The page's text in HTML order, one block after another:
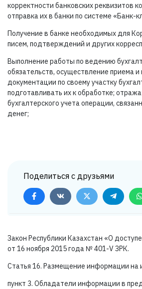
корректности банковских реквизитов
отправка их в банки по системе «Банк-
Получение в банке необходимых для
писем, подтверждений и других
Выполнение работы по ведению
обязательств, осуществление приема и
документации по своему участку
подготавливать их к обработке;
бухгалтерского учета операции,
денег;
Поделиться с друзьями
Закон Республики Казахстан «О
от 16 ноября 2015 года № 401-V ЗРК.
Статья 16. Размещение информации на
пункт 3. Обладатели информации в